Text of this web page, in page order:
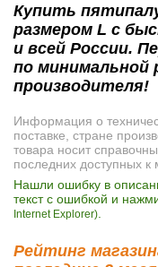
Купить
размером L с
и всей России.
по минимальной
производителя!
Информация о
поставке, стране
товара носит
последних доступных к
Нашли ошибку в
текст с ошибкой и
Internet Explorer)
Рейтинг